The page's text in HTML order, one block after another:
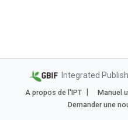
Integrated
A propos de l'IPT Manuel
Demander une